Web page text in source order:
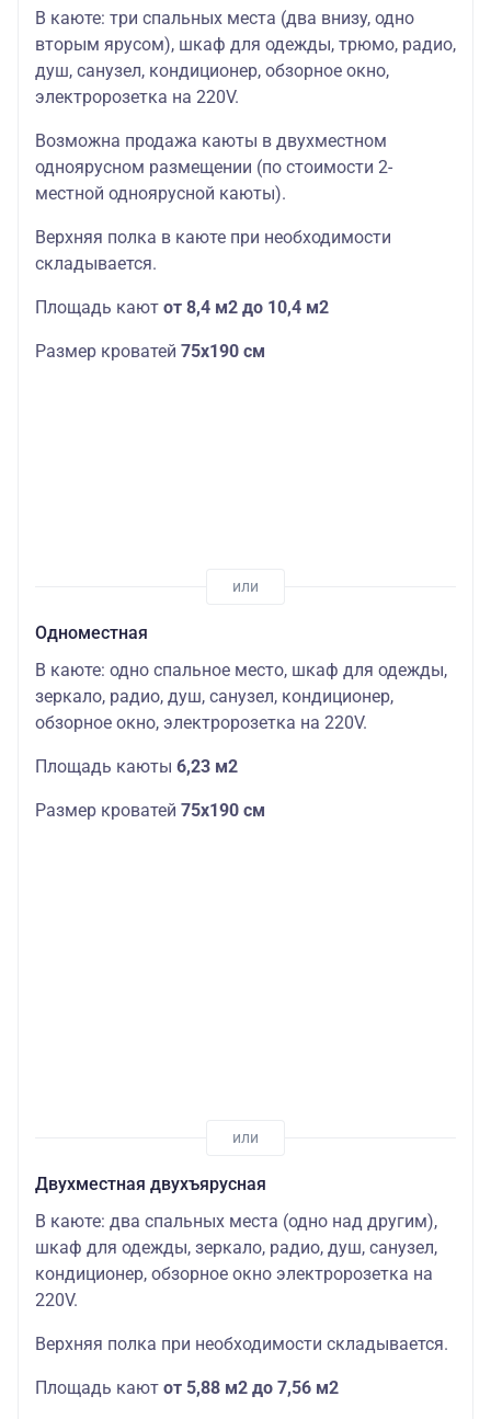
В каюте: три спальных места (два внизу, одно
вторым ярусом), шкаф для одежды, трюмо, радио,
душ, санузел, кондиционер, обзорное окно,
электророзетка на 220V.
Возможна продажа каюты в двухместном
одноярусном размещении (по стоимости 2-
местной одноярусной каюты).
Верхняя полка в каюте при необходимости
складывается.
Площадь кают от 8,4 м2 до 10,4 м2
Размер кроватей 75х190 см
Одноместная
В каюте: одно спальное место, шкаф для одежды,
зеркало, радио, душ, санузел, кондиционер,
обзорное окно, электророзетка на 220V.
Площадь каюты 6,23 м2
Размер кроватей 75х190 см
Двухместная двухъярусная
В каюте: два спальных места (одно над другим),
шкаф для одежды, зеркало, радио, душ, санузел,
кондиционер, обзорное окно электророзетка на
220V.
Верхняя полка при необходимости складывается.
Площадь кают от 5,88 м2 до 7,56 м2